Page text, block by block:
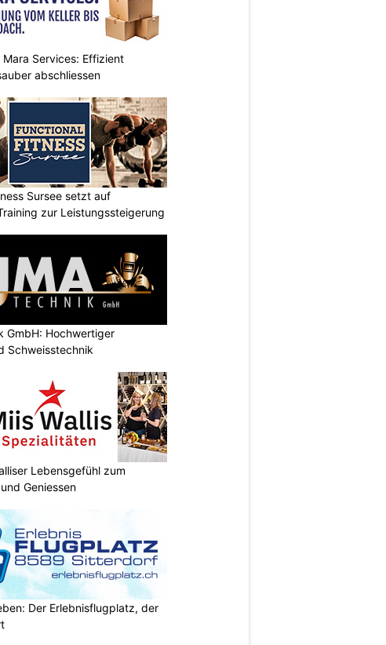
Mara Services: Effizient
abschliessen
Sursee setzt auf
zur Leistungssteigerung
GmbH: Hochwertiger
Schweisstechnik
Lebensgefühl zum
Geniessen
Der Erlebnisflugplatz, der